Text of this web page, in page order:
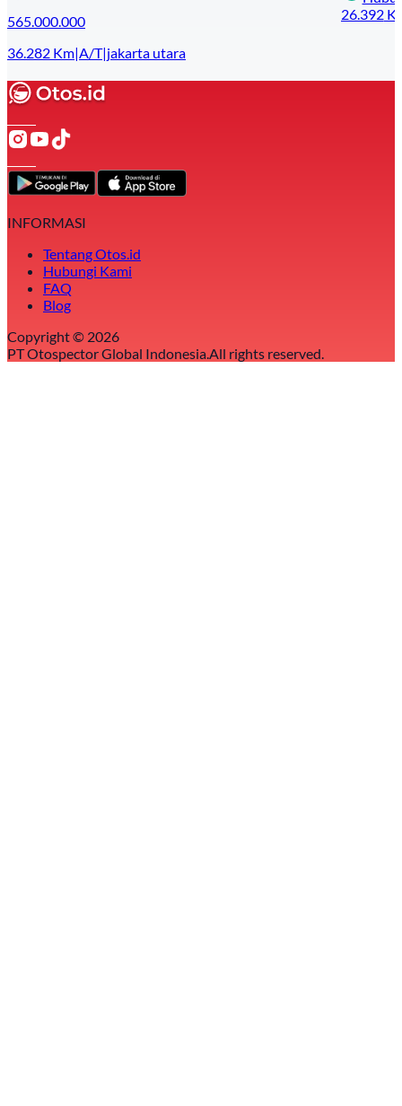
565.000.000
36.282 Km|A/T|jakarta utara
26.392
INFORMASI
Tentang Otos.id
Hubungi Kami
FAQ
Blog
Copyright © 2026
PT Otospector Global Indonesia. All rights reserved.